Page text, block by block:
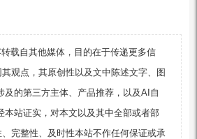
载自其他媒体，目的在于传递更多信
观点，其原创性以及文中陈述文字、图
及的第三方主体、产品推荐，以及AI自
本站证实，对本文以及其中全部或者部
完整性、及时性本站不作任何保证或承